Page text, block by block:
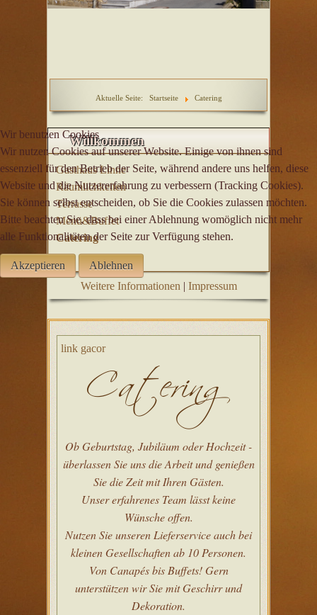
Aktuelle Seite: Startseite Catering
Willkommen
Gasthaus Linne
Räumlichkeiten
Terrasse
Menü&Buffet
Catering
link gacor
Ob Geburtstag, Jubiläum oder Hochzeit -
überlassen Sie uns die Arbeit und genießen
Sie die Zeit mit Ihren Gästen.
Unser erfahrenes Team lässt keine
Wünsche offen.
Nutzen Sie unseren Lieferservice auch bei
kleinen Gesellschaften ab 10 Personen.
Von Canapés bis Buffets! Gern
unterstützen wir Sie mit Geschirr und
Dekoration.
Wir benutzen Cookies
Wir nutzen Cookies auf unserer Website. Einige von ihnen sind
essenziell für den Betrieb der Seite, während andere uns helfen, diese
Website und die Nutzererfahrung zu verbessern (Tracking Cookies).
Sie können selbst entscheiden, ob Sie die Cookies zulassen möchten.
Bitte beachten Sie, dass bei einer Ablehnung womöglich nicht mehr
alle Funktionalitäten der Seite zur Verfügung stehen.
Akzeptieren
Ablehnen
Weitere Informationen | Impressum